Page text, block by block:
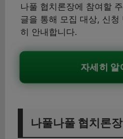
나풀 협치론장에 참여할
글을 통해 모집 대상, 신청
히 안내합니다.
자세히 알
나풀나풀 협치론